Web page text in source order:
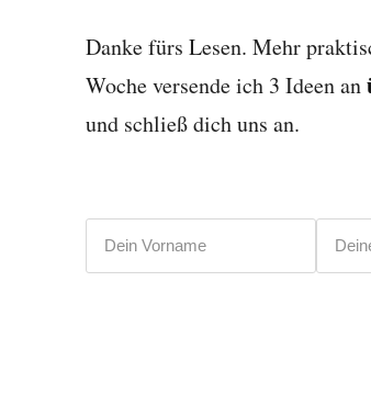
Danke fürs Lesen. Mehr
Woche versende ich 3 Ideen an
und schließ dich uns an.